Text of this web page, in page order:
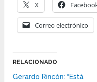
X
Correo electrónico
RELACIONADO
Gerardo Rincón: “Está